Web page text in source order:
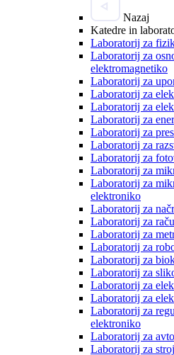
Nazaj
Katedre in
Laboratorij za
Laboratorij za
elektromagnetiko
Laboratorij za
Laboratorij za
Laboratorij za
Laboratorij za
Laboratorij za
Laboratorij za
Laboratorij za
Laboratorij za
Laboratorij za
elektroniko
Laboratorij za
Laboratorij za
Laboratorij za
Laboratorij za
Laboratorij za
Laboratorij za
Laboratorij za
Laboratorij za
Laboratorij za
elektroniko
Laboratorij za
Laboratorij za